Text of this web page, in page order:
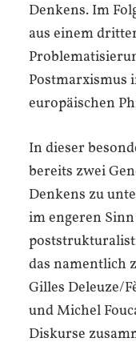
Denkens. Im
aus einem
Postmarxismus
europäischen
In dieser
bereits zwei
Denkens zu
im engeren
das namentlich
Gilles Deleuze/
und Michel
Diskurse